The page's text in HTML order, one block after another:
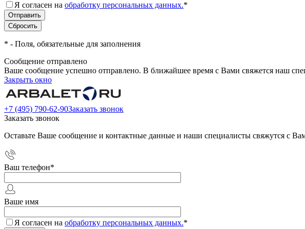
Я согласен на обработку персональных данных.*
* - Поля, обязательные для заполнения
Сообщение отправлено
Ваше сообщение успешно отправлено. В ближайшее время с Вами свяжется наш
Закрыть окно
+7 (495) 790-62-90Заказать звонок
Заказать звонок
Оставьте Ваше сообщение и контактные данные и наши специалисты свяжутся с
Ваш телефон*
Ваше имя
Я согласен на обработку персональных данных.*